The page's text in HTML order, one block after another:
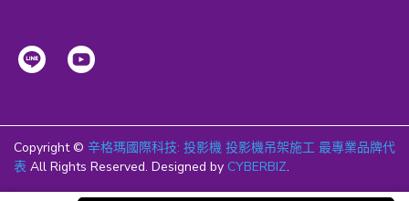
Copyright © 辛格瑪國際科技: 投影機 投影機吊架施工 最專業品牌代
表 All Rights Reserved. Designed by CYBERBIZ.